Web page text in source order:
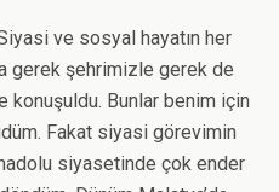
ve sosyal hayatın her
gerek şehrimizle gerek de
Bunlar benim için
Fakat siyasi görevimin
siyasetinde çok ender